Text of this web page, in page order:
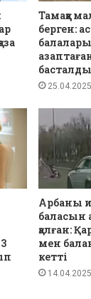
Тамаққа
берген:
басталды
25.04.2025
Арбаны
баласын
қалған:
мен
кетті
14.04.2025